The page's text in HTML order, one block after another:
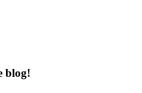
blog!